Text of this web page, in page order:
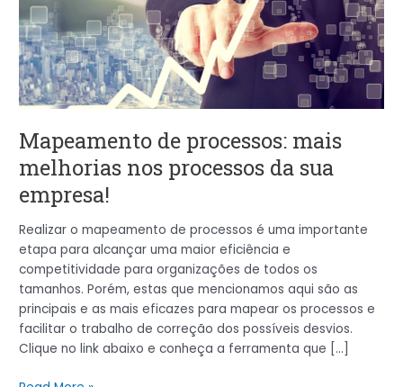
Mapeamento de processos: mais
melhorias nos processos da sua
empresa!
Realizar o mapeamento de processos é uma importante
etapa para alcançar uma maior eficiência e
competitividade para organizações de todos os
tamanhos. Porém, estas que mencionamos aqui são as
principais e as mais eficazes para mapear os processos e
facilitar o trabalho de correção dos possíveis desvios.
Clique no link abaixo e conheça a ferramenta que […]
melhorias
nos
processos
da
sua
empresa!